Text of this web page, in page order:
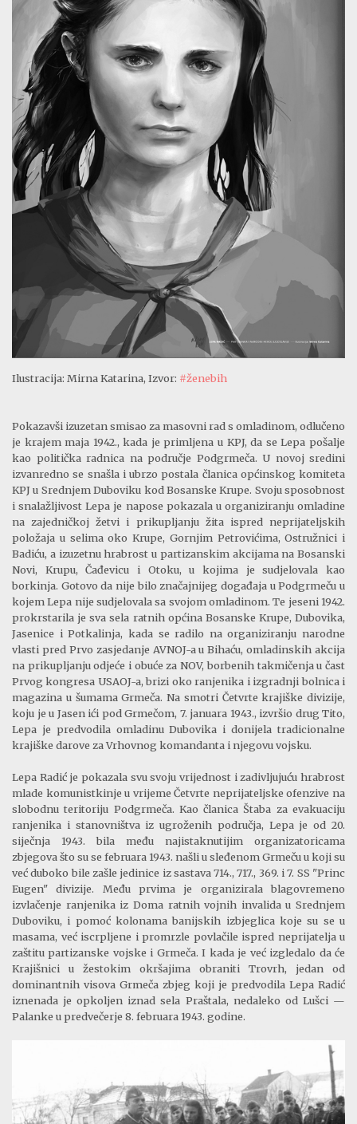
Ilustracija: Mirna Katarina, Izvor: #ženebih
Pokazavši izuzetan smisao za masovni rad s omladinom, odlučeno
je krajem maja 1942., kada je primljena u KPJ, da se Lepa pošalje
kao politička radnica na područje Podgrmeča. U novoj sredini
izvanredno se snašla i ubrzo postala članica općinskog komiteta
KPJ u Srednjem Duboviku kod Bosanske Krupe. Svoju sposobnost
i snalažljivost Lepa je napose pokazala u organiziranju omladine
na zajedničkoj žetvi i prikupljanju žita ispred neprijateljskih
položaja u selima oko Krupe, Gornjim Petrovićima, Ostružnici i
Badiću, a izuzetnu hrabrost u partizanskim akcijama na Bosanski
Novi, Krupu,Čađevicu i Otoku, u kojima je sudjelovala kao
borkinja. Gotovo da nije bilo značajnijeg događaja u Podgrmeču u
kojem Lepa nije sudjelovala sa svojom omladinom. Te jeseni 1942.
prokrstarila je sva sela ratnih općina Bosanske Krupe, Dubovika,
Jasenice iPotkalinja, kada se radilo na organiziranju narodne
vlasti pred Prvo zasjedanje AVNOJ-a u Bihaću, omladinskih akcija
na prikupljanju odjeće i obuće za NOV, borbenih takmičenja u čast
Prvog kongresa USAOJ-a, brizi oko ranjenika i izgradnji bolnica i
magazina u šumama Grmeča. Na smotri Četvrte krajiške divizije,
koju je u Jasen ići pod Grmečom, 7. januara 1943., izvršio drug Tito,
Lepa je predvodila omladinu Dubovika i donijela tradicionalne
krajiške darove za Vrhovnog komandanta i njegovu vojsku.
Lepa Radić je pokazala svu svoju vrijednost i zadivljujuću hrabrost
mlade komunistkinje u vrijeme Četvrte neprijateljske ofenzive na
slobodnu teritoriju Podgrmeča. Kao članica Štaba za evakuaciju
ranjenika i stanovništva iz ugroženih područja, Lepa je od 20.
siječnja 1943. bila među najistaknutijim organizatoricama
zbjegova što su se februara 1943. našli u sleđenom Grmeču u koji su
već duboko bile zašle jedinice iz sastava 714., 717., 369. i 7. SS "Princ
Eugen" divizije. Među prvima je organizirala blagovremeno
izvlačenje ranjenika iz Doma ratnih vojnih invalida u Srednjem
Duboviku, i pomoć kolonama banijskih izbjeglica koje su se u
masama, već iscrpljene i promrzle povlačile ispred neprijatelja u
zaštitu partizanske vojske i Grmeča. I kada je već izgledalo da će
Krajišnici u žestokim okršajima obraniti Trovrh, jedan od
dominantnih visova Grmeča zbjeg koji je predvodila Lepa Radić
iznenada je opkoljen iznad sela Praštala, nedaleko od Lušci —
Palanke u predvečerje 8. februara 1943. godine.